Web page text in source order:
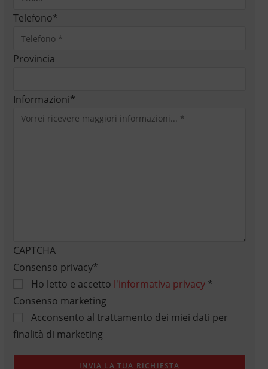
Telefono*
Provincia
Informazioni*
CAPTCHA
Consenso privacy*
Ho letto e accetto l'informativa privacy*
Consenso marketing
Acconsento al trattamento dei miei dati per
finalità di marketing